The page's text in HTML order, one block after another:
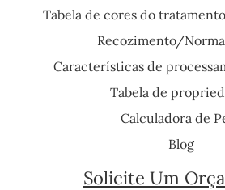
Tabela de cores do
Recozimento/
Características de
Tabela de
Calculadora de
Blog
Solicite Um